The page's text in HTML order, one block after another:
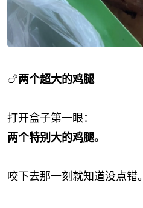
🍗两个超大的鸡腿
打开盒子第一眼：
两个特别大的鸡腿。
咬下去那一刻就知道没点错。